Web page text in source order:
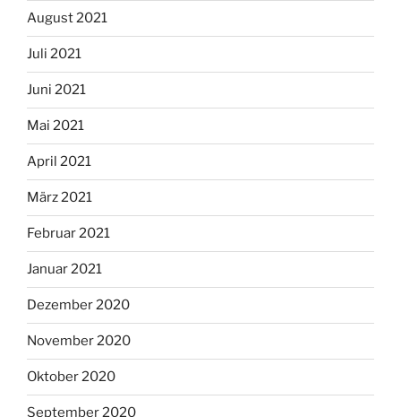
August 2021
Juli 2021
Juni 2021
Mai 2021
April 2021
März 2021
Februar 2021
Januar 2021
Dezember 2020
November 2020
Oktober 2020
September 2020